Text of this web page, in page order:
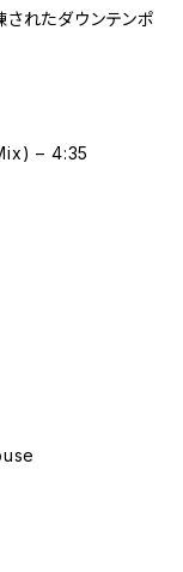
れたダウンテンポ
– 4:35